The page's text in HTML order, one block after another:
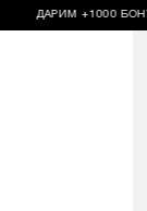
ДАРИМ +1000 БОНУСОВ